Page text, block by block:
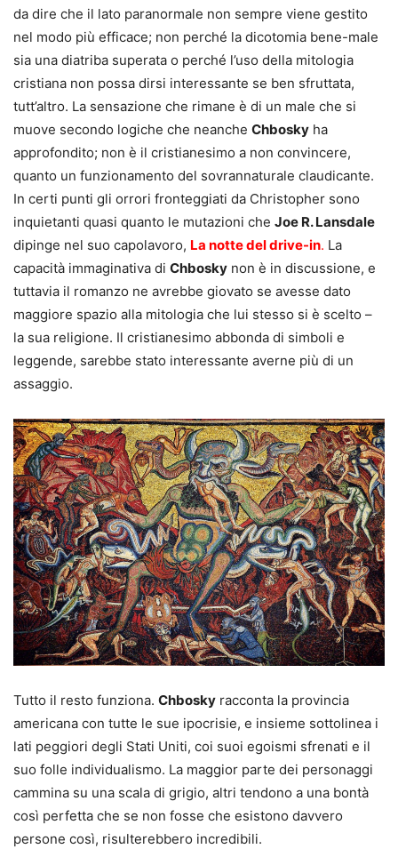
da dire che il lato paranormale non sempre viene gestito
nel modo più efficace; non perché la dicotomia bene-male
sia una diatriba superata o perché l’uso della mitologia
cristiana non possa dirsi interessante se ben sfruttata,
tutt’altro. La sensazione che rimane è di un male che si
muove secondo logiche che neanche Chbosky ha
approfondito; non è il cristianesimo a non convincere,
quanto un funzionamento del sovrannaturale claudicante.
In certi punti gli orrori fronteggiati da Christopher sono
inquietanti quasi quanto le mutazioni che Joe R. Lansdale
dipinge nel suo capolavoro, La notte del drive-in. La
capacità immaginativa di Chbosky non è in discussione, e
tuttavia il romanzo ne avrebbe giovato se avesse dato
maggiore spazio alla mitologia che lui stesso si è scelto –
la sua religione. Il cristianesimo abbonda di simboli e
leggende, sarebbe stato interessante averne più di un
assaggio.
Tutto il resto funziona. Chbosky racconta la provincia
americana con tutte le sue ipocrisie, e insieme sottolinea i
lati peggiori degli Stati Uniti, coi suoi egoismi sfrenati e il
suo folle individualismo. La maggior parte dei personaggi
cammina su una scala di grigio, altri tendono a una bontà
così perfetta che se non fosse che esistono davvero
persone così, risulterebbero incredibili.